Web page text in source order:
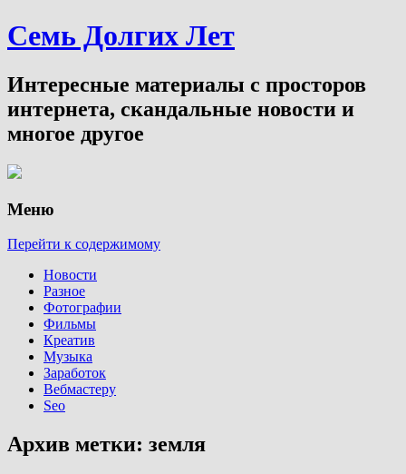
Семь Долгих Лет
Интересные материалы с просторов
интернета, скандальные новости и
многое другое
Меню
Перейти к содержимому
Новости
Разное
Фотографии
Фильмы
Креатив
Музыка
Заработок
Вебмастеру
Seo
Архив метки: земля